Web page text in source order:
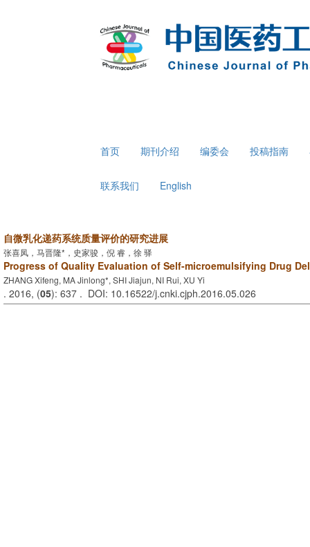
首页 期刊介绍 编委会 投稿指南
联系我们 English
自微乳化递药系统质量评价的研究进展
张喜凤，马晋隆*，史家骏，倪 睿，徐 驿
Progress of Quality Evaluation of Self-microemulsifying Drug
ZHANG Xifeng, MA Jinlong*, SHI Jiajun, NI Rui, XU Yi
. 2016, (05): 637 . DOI: 10.16522/j.cnki.cjph.2016.05.026